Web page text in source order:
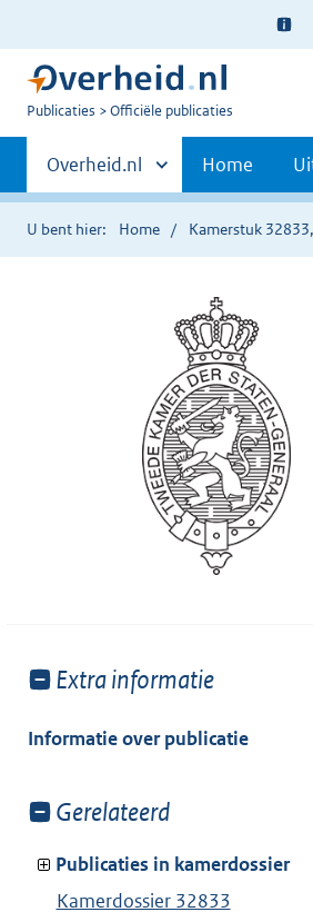
Ter
U
Publicaties Officiële publicaties
Primaire
navigatie
Andere
sites
binnen
Overheid.nl Home
U bent hier: Home Kamerstuk
Toon
van:
Extra informatie
Informatie over publicatie
Toon
van:
Gerelateerd
Publicaties in kamerdossier
Kamerdossier 32833